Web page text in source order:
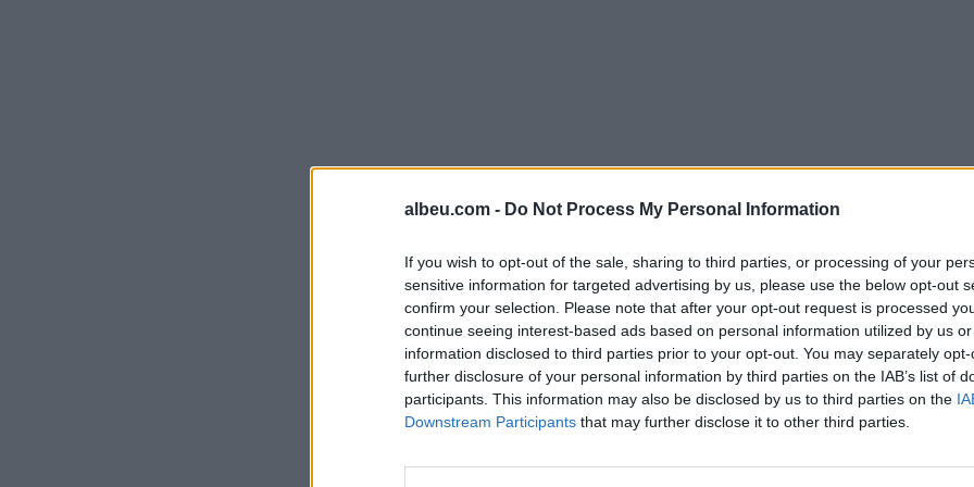
albeu.com - Do Not Process My Personal Information
If you wish to opt-out of the sale, sharing to third parties, or processing of your
sensitive information for targeted advertising by us, please use the below opt-out
confirm your selection. Please note that after your opt-out request is processed
continue seeing interest-based ads based on personal information utilized by us
information disclosed to third parties prior to your opt-out. You may separately
further disclosure of your personal information by third parties on the IAB’s list of
participants. This information may also be disclosed by us to third parties on the
Downstream Participants that may further disclose it to other third parties.